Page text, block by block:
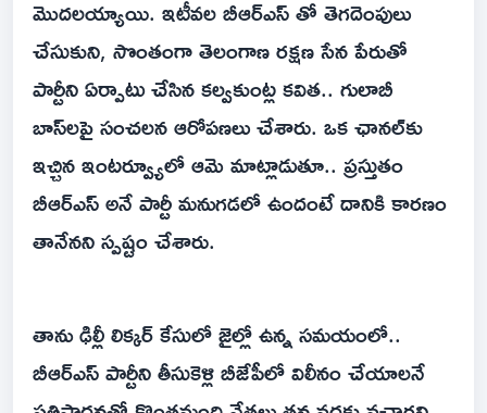
మొదలయ్యాయి. ఇటీవల బీఆర్ఎస్ తో తెగదెంపులు
చేసుకుని, సొంతంగా తెలంగాణ రక్షణ సేన పేరుతో
పార్టీని ఏర్పాటు చేసిన కల్వకుంట్ల కవిత.. గులాబీ
బాస్‌లపై సంచలన ఆరోపణలు చేశారు. ఒక ఛానల్‌కు
ఇచ్చిన ఇంటర్వ్యూలో ఆమె మాట్లాడుతూ.. ప్రస్తుతం
బీఆర్ఎస్ అనే పార్టీ మనుగడలో ఉందంటే దానికి కారణం
తానేనని స్పష్టం చేశారు.
తాను ఢిల్లీ లిక్కర్ కేసులో జైల్లో ఉన్న సమయంలో..
బీఆర్ఎస్ పార్టీని తీసుకెళ్లి బీజేపీలో విలీనం చేయాలనే